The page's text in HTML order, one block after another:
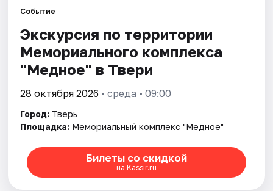
Города
Площадки
Артисты
Рейтинги
Событие
Экскурсия по территории
Мемориального комплекса
"Медное" в Твери
28 октября 2026 • среда • 09:00
Город: Тверь
Площадка: Мемориальный комплекс "Медное"
Билеты со скидкой
на Kassir.ru